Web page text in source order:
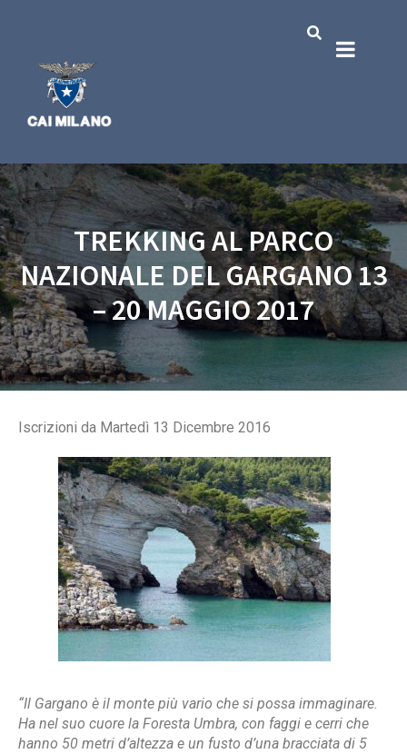
TREKKING AL PARCO
NAZIONALE DEL GARGANO 13
– 20 MAGGIO 2017
Iscrizioni da Martedì 13 Dicembre 2016
“Il Gargano è il monte più vario che si possa immaginare.
Ha nel suo cuore la Foresta Umbra, con faggi e cerri che
hanno 50 metri d’altezza e un fusto d’una bracciata di 5